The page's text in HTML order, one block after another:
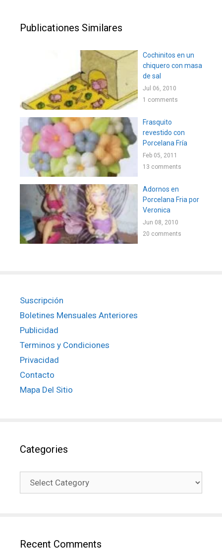
Publicationes Similares
Cochinitos en un
chiquero con masa
de sal
Jul 06, 2010
1 comments
Frasquito
revestido con
Porcelana Fría
Feb 05, 2011
13 comments
Adornos en
Porcelana Fria por
Veronica
Jun 08, 2010
20 comments
Suscripción
Boletines Mensuales Anteriores
Publicidad
Terminos y Condiciones
Privacidad
Contacto
Mapa Del Sitio
Categories
Recent Comments